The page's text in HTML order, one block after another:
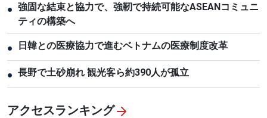
● 強固な結束と協力で、強靭で持続可能なASEANコミュニ
ティの構築へ
● 日韓との医療協力で進むベトナムの医療制度改革
● 長野で土砂崩れ 観光客ら約390人が孤立
アクセスランキング